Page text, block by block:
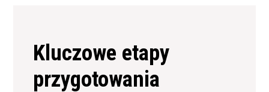
Kluczowe etapy
przygotowania